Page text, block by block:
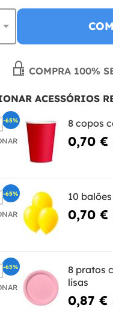
COMPRA 100%
ACESSÓRIOS
8 copos
0,70 €
-65%
10
0,70 €
-65%
8 pratos
lisas
0,87 €
-65%